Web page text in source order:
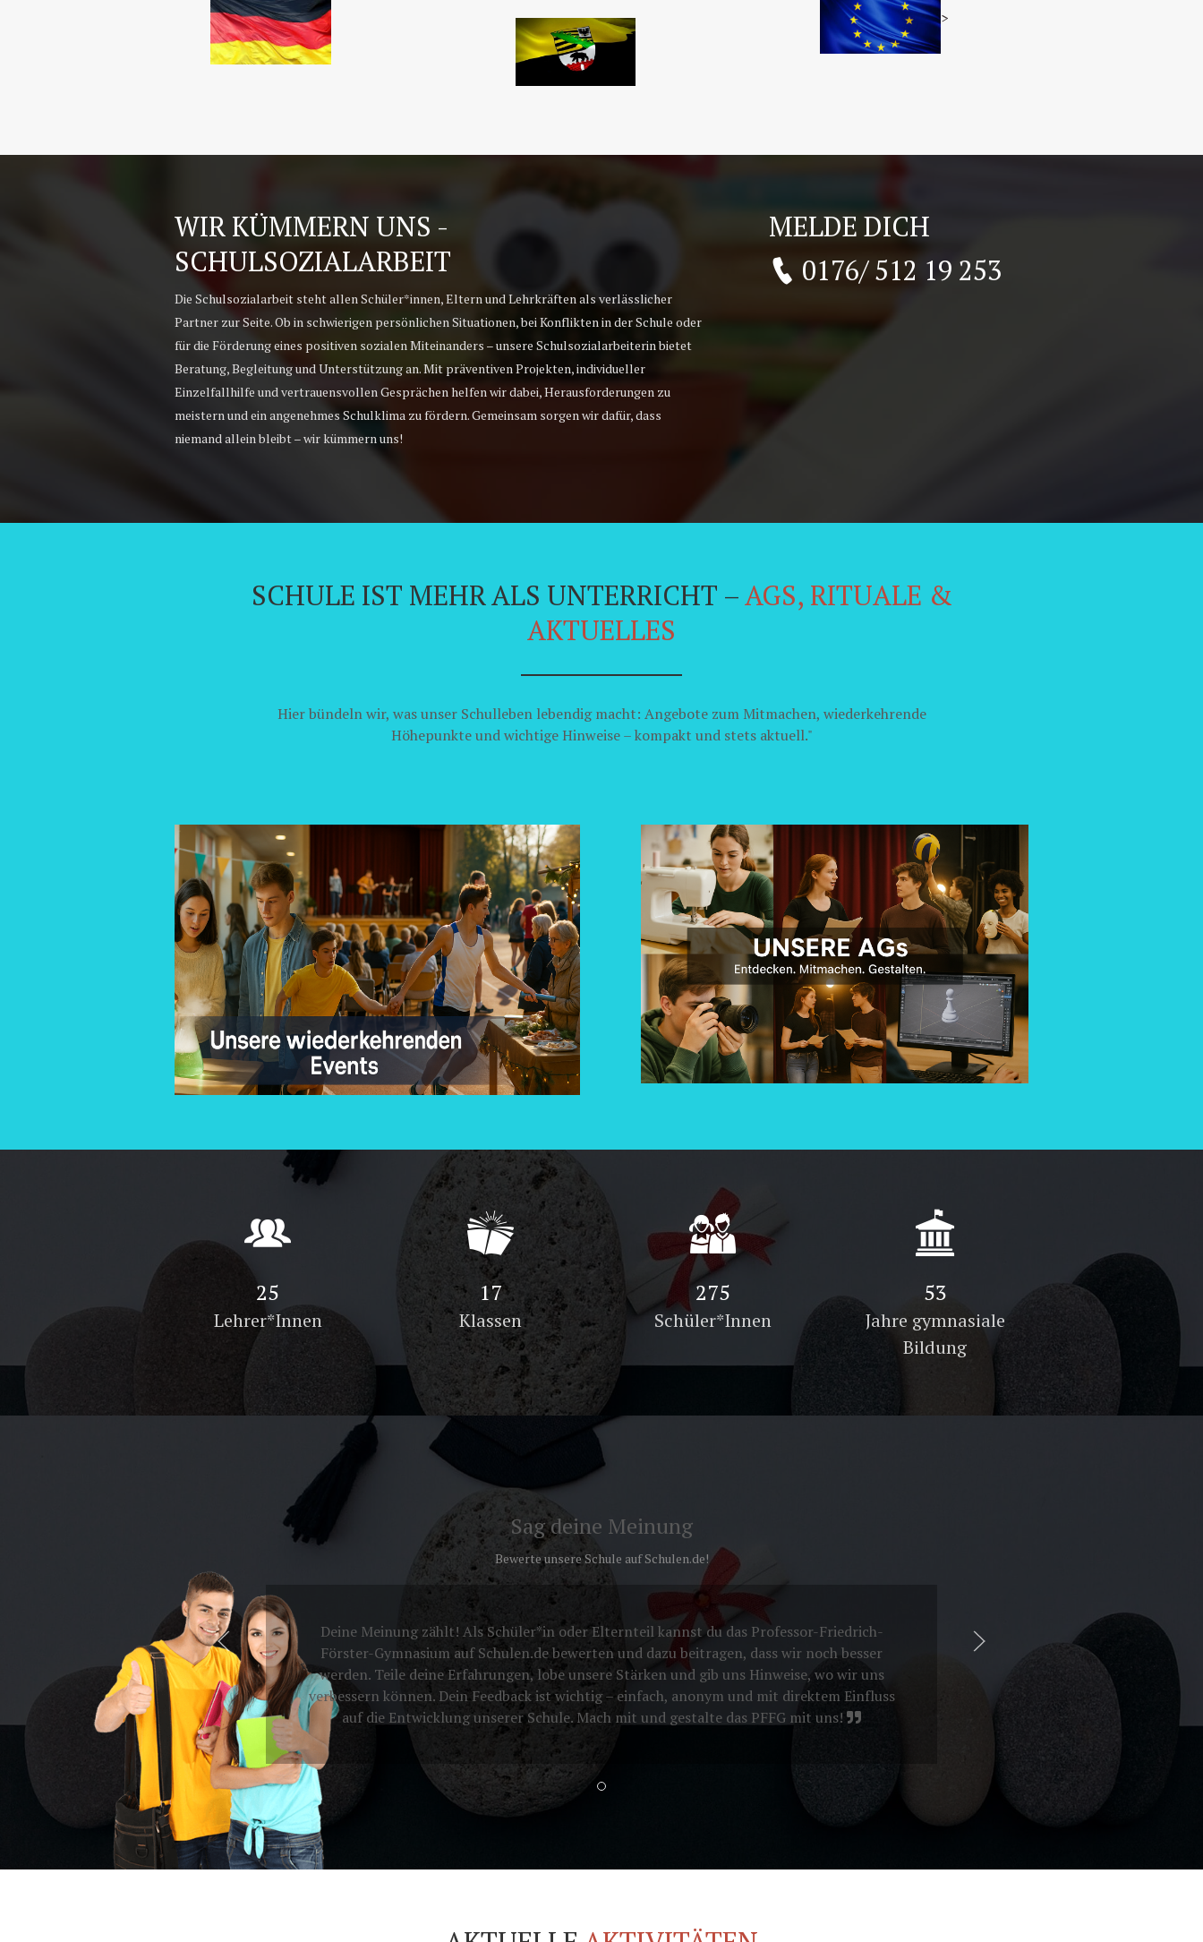
>
WIR KÜMMERN UNS -
SCHULSOZIALARBEIT
Die Schulsozialarbeit steht allen Schüler*innen, Eltern und Lehrkräften als verlässlicher
Partner zur Seite. Ob in schwierigen persönlichen Situationen, bei Konflikten in der Schule oder
für die Förderung eines positiven sozialen Miteinanders – unsere Schulsozialarbeiterin bietet
Beratung, Begleitung und Unterstützung an. Mit präventiven Projekten, individueller
Einzelfallhilfe und vertrauensvollen Gesprächen helfen wir dabei, Herausforderungen zu
meistern und ein angenehmes Schulklima zu fördern. Gemeinsam sorgen wir dafür, dass
niemand allein bleibt – wir kümmern uns!
MELDE DICH
0176/ 512 19 253
SCHULE IST MEHR ALS UNTERRICHT –AGS, RITUALE &
AKTUELLES
Hier bündeln wir, was unser Schulleben lebendig macht: Angebote zum Mitmachen, wiederkehrende
Höhepunkte und wichtige Hinweise – kompakt und stets aktuell."
41
Lehrer*Innen
28
Klassen
448
Schüler*Innen
87
Jahre gymnasiale
Bildung
Sag deine Meinung
Bewerte unsere Schule auf Schulen.de!
Deine Meinung zählt! Als Schüler*in oder Elternteil kannst du das Professor-Friedrich-
Förster-Gymnasium auf Schulen.de bewerten und dazu beitragen, dass wir noch besser
werden. Teile deine Erfahrungen, lobe unsere Stärken und gib uns Hinweise, wo wir uns
verbessern können. Dein Feedback ist wichtig – einfach, anonym und mit direktem Einfluss
auf die Entwicklung unserer Schule. Mach mit und gestalte das PFFG mit uns!